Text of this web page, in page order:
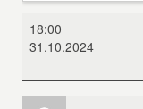
18:00
31.10.2024